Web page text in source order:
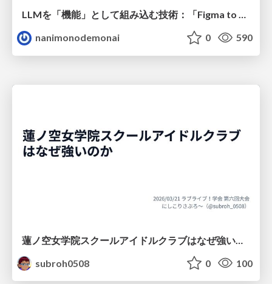
LLMを「機能」として組み込む技術：「Figma to はてなCMS」におけるプロンプトエンジニアリングからAIエージェント構築にわたる精度向上の軌跡
nanimonodemonai
0 590
subroh0508
0 100